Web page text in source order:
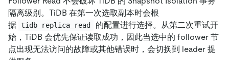
隔离级别。TiDB 在第一次选取副本时会根
据 tidb_replica_read
的配置进行选择。从第二次重试开
始，TiDB 会优先保证读取成功，因此当选中的 follower 节
点出现无法访问的故障或其他错误时，会切换到 leader 提